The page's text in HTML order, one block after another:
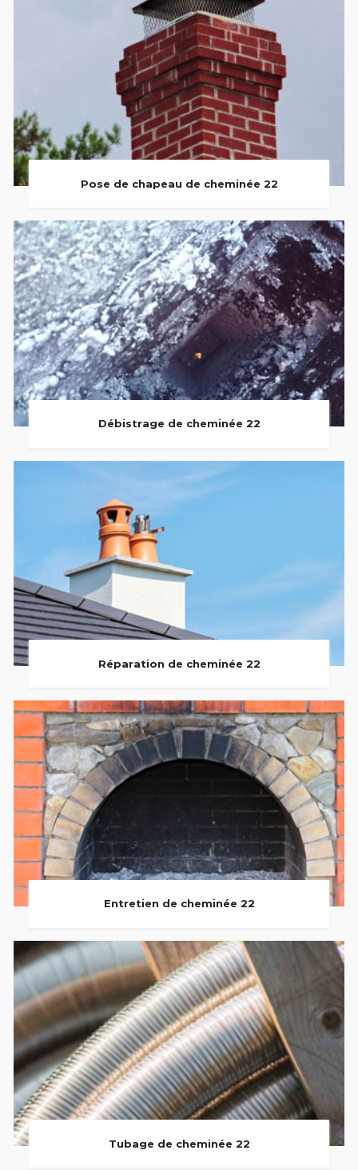
Pose de chapeau de cheminée 22
Débistrage de cheminée 22
Réparation de cheminée 22
Entretien de cheminée 22
Tubage de cheminée 22